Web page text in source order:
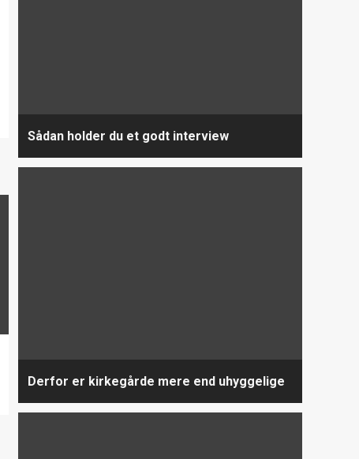
Sådan holder du et godt interview
Derfor er kirkegårde mere end uhyggelige